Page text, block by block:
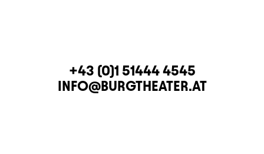
KONTAKTTELEFON
+43 (0)1 51444 4545
E-MAIL
INFO@BURGTHEATER.AT